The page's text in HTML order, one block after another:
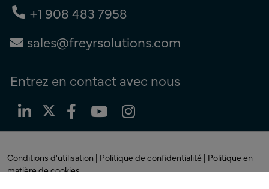
+1 908 483 7958
sales@freyrsolutions.com
Entrez en contact avec nous
Conditions d'utilisation | Politique de confidentialité | Politique en
matière de cookies